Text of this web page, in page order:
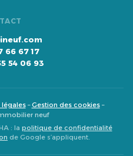
66 67 17
54 06 93
légales–Gestion des cookies–
neuf
: la politique de confidentialité
de Google s’appliquent.